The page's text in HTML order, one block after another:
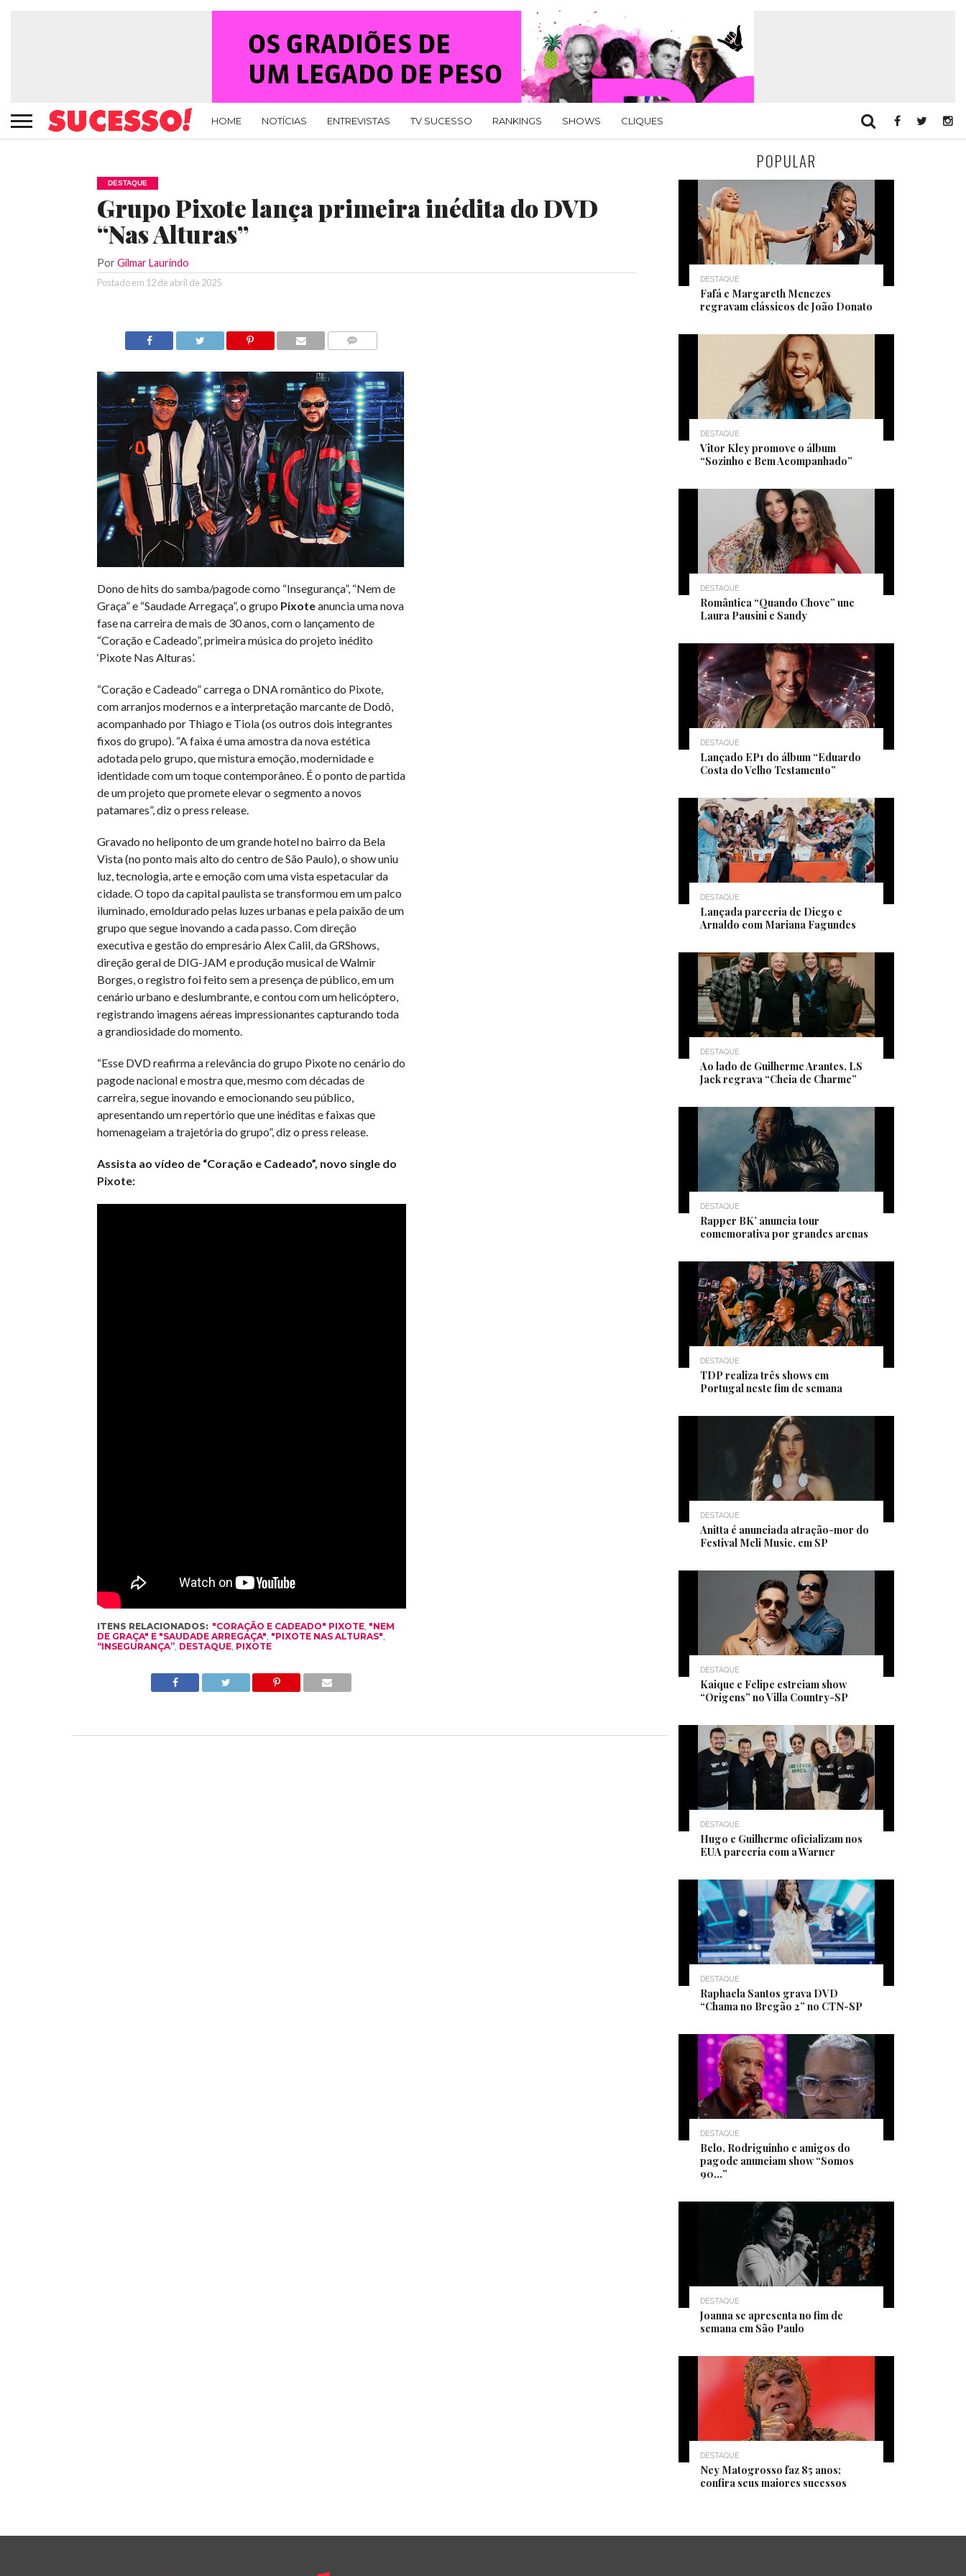
HOME NOTÍCIAS ENTREVISTAS TV SUCESSO RANKINGS SHOWS CLIQUES
DESTAQUE
Grupo Pixote lança primeira inédita do DVD
“Nas Alturas”
Por Gilmar Laurindo
Postado em 12 de abril de 2025
Dono de hits do samba/pagode como “Insegurança”, “Nem de
Graça” e “Saudade Arregaça”, o grupo Pixoteanuncia uma nova
fase na carreira de mais de 30 anos, com o lançamento de
“Coração e Cadeado”, primeira música do projeto inédito
‘Pixote Nas Alturas’.
“Coração e Cadeado” carrega o DNA romântico do Pixote,
com arranjos modernos e a interpretação marcante de Dodô,
acompanhado por Thiago e Tiola (os outros dois integrantes
fixos do grupo). “A faixa é uma amostra da nova estética
adotada pelo grupo, que mistura emoção, modernidade e
identidade com um toque contemporâneo. É o ponto de partida
de um projeto que promete elevar o segmento a novos
patamares”, diz o press release.
Gravado no heliponto de um grande hotel no bairro da Bela
Vista (no ponto mais alto do centro de São Paulo), o show uniu
luz, tecnologia, arte e emoção com uma vista espetacular da
cidade. O topo da capital paulista se transformou em um palco
iluminado, emoldurado pelas luzes urbanas e pela paixão de um
grupo que segue inovando a cada passo. Com direção
executiva e gestão do empresário Alex Calil, da GRShows,
direção geral de DIG-JAM e produção musical de Walmir
Borges, o registro foi feito sem a presença de público, em um
cenário urbano e deslumbrante, e contou com um helicóptero,
registrando imagens aéreas impressionantes capturando toda
a grandiosidade do momento.
“Esse DVD reafirma a relevância do grupo Pixote no cenário do
pagode nacional e mostra que, mesmo com décadas de
carreira, segue inovando e emocionando seu público,
apresentando um repertório que une inéditas e faixas que
homenageiam a trajetória do grupo”, diz o press release.
Assista ao vídeo de “Coração e Cadeado”, novo single do
Pixote:
ITENS RELACIONADOS: "CORAÇÃO E CADEADO" PIXOTE, "NEM
DE GRAÇA" E "SAUDADE ARREGAÇA", "PIXOTE NAS ALTURAS",
“INSEGURANÇA”, DESTAQUE, PIXOTE
POPULAR
DESTAQUE
Fafá e Margareth Menezes
regravam clássicos de João Donato
DESTAQUE
Vitor Kley promove o álbum
“Sozinho e Bem Acompanhado”
DESTAQUE
Romântica “Quando Chove” une
Laura Pausini e Sandy
DESTAQUE
Lançado EP1 do álbum “Eduardo
Costa do Velho Testamento”
DESTAQUE
Lançada parceria de Diego e
Arnaldo com Mariana Fagundes
DESTAQUE
Ao lado de Guilherme Arantes, LS
Jack regrava “Cheia de Charme”
DESTAQUE
Rapper BK’ anuncia tour
comemorativa por grandes arenas
DESTAQUE
TDP realiza três shows em
Portugal neste fim de semana
DESTAQUE
Anitta é anunciada atração-mor do
Festival Meli Music, em SP
DESTAQUE
Kaique e Felipe estreiam show
“Origens” no Villa Country-SP
DESTAQUE
Hugo e Guilherme oficializam nos
EUA parceria com a Warner
DESTAQUE
Raphaela Santos grava DVD
“Chama no Bregão 2” no CTN-SP
DESTAQUE
Belo, Rodriguinho e amigos do
pagode anunciam show “Somos
90…”
DESTAQUE
Joanna se apresenta no fim de
semana em São Paulo
DESTAQUE
Ney Matogrosso faz 85 anos;
confira seus maiores sucessos